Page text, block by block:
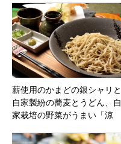
薪使用のかまどの銀シャリと
自家製紛の蕎麦とうどん、自
家栽培の野菜がうまい「涼
町